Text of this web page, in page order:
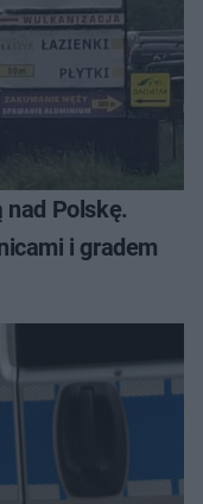
nad Polskę.
i gradem